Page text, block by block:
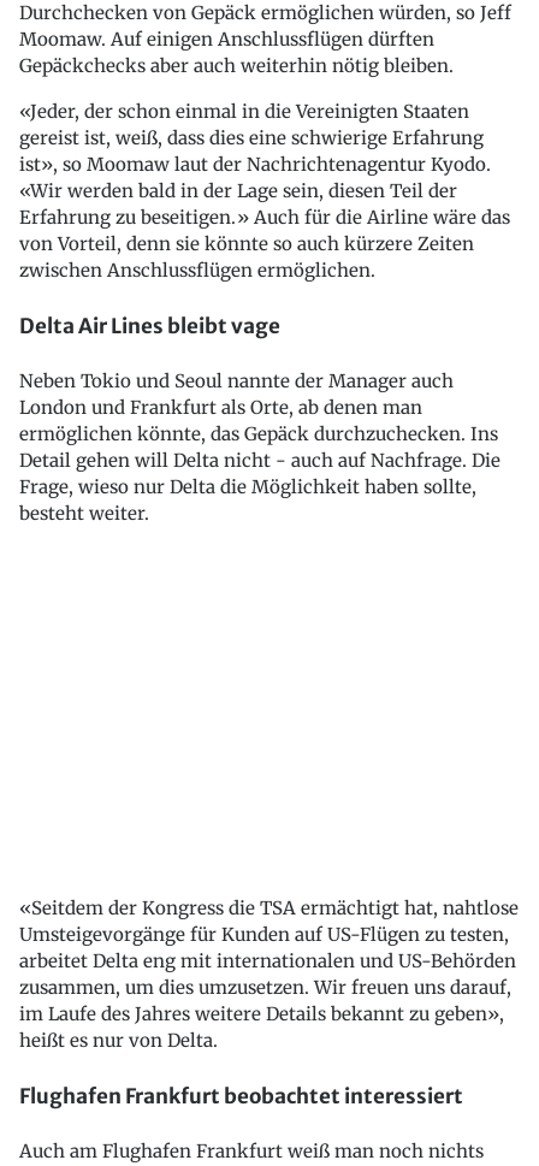
Durchchecken von Gepäck ermöglichen würden, so Jeff
Moomaw. Auf einigen Anschlussflügen dürften
Gepäckchecks aber auch weiterhin nötig bleiben.
«Jeder, der schon einmal in die Vereinigten Staaten
gereist ist, weiß, dass dies eine schwierige Erfahrung
ist», so Moomaw laut der Nachrichtenagentur Kyodo.
«Wir werden bald in der Lage sein, diesen Teil der
Erfahrung zu beseitigen.» Auch für die Airline wäre das
von Vorteil, denn sie könnte so auch kürzere Zeiten
zwischen Anschlussflügen ermöglichen.
Delta Air Lines bleibt vage
Neben Tokio und Seoul nannte der Manager auch
London und Frankfurt als Orte, ab denen man
ermöglichen könnte, das Gepäck durchzuchecken. Ins
Detail gehen will Delta nicht - auch auf Nachfrage. Die
Frage, wieso nur Delta die Möglichkeit haben sollte,
besteht weiter.
«Seitdem der Kongress die TSA ermächtigt hat, nahtlose
Umsteigevorgänge für Kunden auf US-Flügen zu testen,
arbeitet Delta eng mit internationalen und US-Behörden
zusammen, um dies umzusetzen. Wir freuen uns darauf,
im Laufe des Jahres weitere Details bekannt zu geben»,
heißt es nur von Delta.
Flughafen Frankfurt beobachtet interessiert
Auch am Flughafen Frankfurt weiß man noch nichts